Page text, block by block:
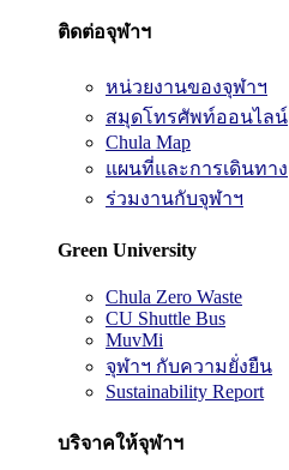
ติดต่อจุฬาฯ
หน่วยงานของจุฬาฯ
สมุดโทรศัพท์ออนไลน์
Chula Map
แผนที่และการเดินทาง
ร่วมงานกับจุฬาฯ
Green University
Chula Zero Waste
CU Shuttle Bus
MuvMi
จุฬาฯ กับความยั่งยืน
Sustainability Report
บริจาคให้จุฬาฯ